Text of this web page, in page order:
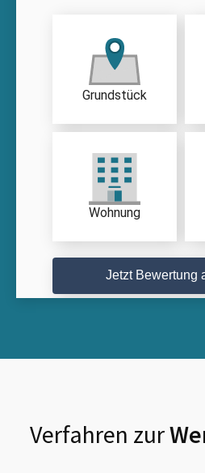
Grundstück
Wohnung
Jetzt Bewertung
Verfahren zur